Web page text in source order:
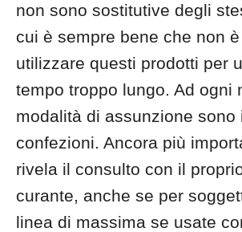
non sono sostitutive degli
cui è sempre bene che non
utilizzare questi prodotti per
tempo troppo lungo. Ad ogni
modalità di assunzione sono
confezioni. Ancora più
rivela il consulto con il
curante, anche se per
linea di massima se usate